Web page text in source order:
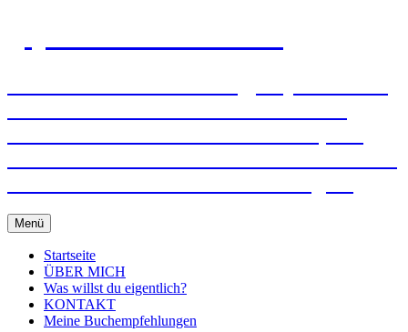
Menü Zum
Inhalt
springen
Startseite
ÜBER MICH
Was willst du eigentlich?
KONTAKT
Meine Buchempfehlungen